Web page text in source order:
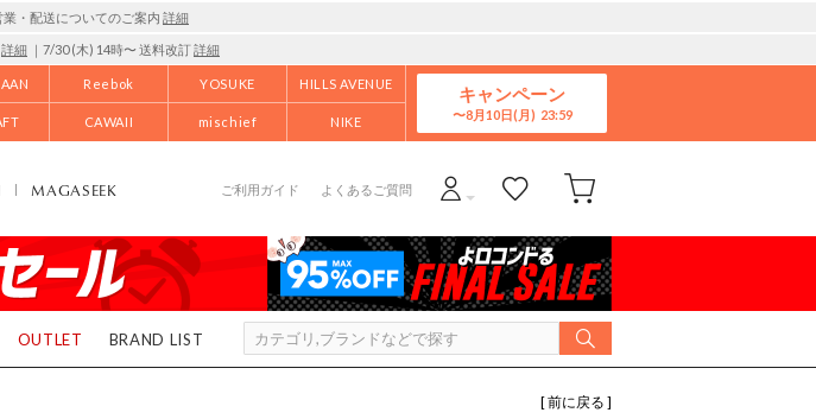
業・配送についてのご案内 詳細
詳細 ｜7/30 (木) 14時〜 送料改訂詳細
Reebok YOSUKE HILLS AVENUE
CAWAII mischief NIKE
キャンペーン
8月10日(月)
MAGASEEK ご利用ガイド よくあるご質問
OUTLET BRAND LIST
[ 前に戻る ]